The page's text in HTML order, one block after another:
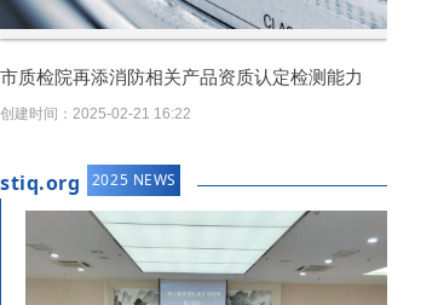
联系我们
资料下载
客户服务平台
市质检院再添消防相关产品资质认定检测能力
创建时间： 2025-02-21 16:22
stiq.org 2025 NEWS